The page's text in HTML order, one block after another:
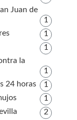
Juan de
1
1
1
la
1
24 horas
1
1
2